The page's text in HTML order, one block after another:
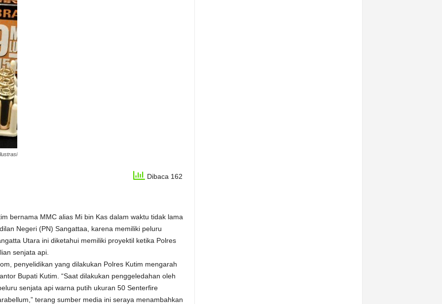
Dibaca 162
bernama MMC alias Mi bin Kas dalam waktu tidak lama
Negeri (PN) Sangattaa, karena memiliki peluru
Utara ini diketahui memiliki proyektil ketika Polres
senjata api.
penyelidikan yang dilakukan Polres Kutim mengarah
Bupati Kutim. “Saat dilakukan penggeledahan oleh
senjata api warna putih ukuran 50 Senterfire
terang sumber media ini seraya menambahkan